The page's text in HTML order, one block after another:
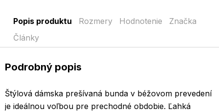
Popis produktu Rozmery Hodnotenie
Značka
Články
Podrobný popis
Štýlová dámska prešívaná bunda v béžovom prevedení
je ideálnou voľbou pre prechodné obdobie. Ľahká